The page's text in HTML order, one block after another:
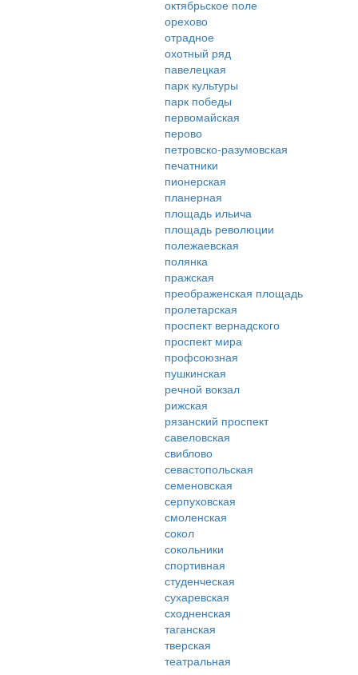
октябрьское поле
орехово
отрадное
охотный ряд
павелецкая
парк культуры
парк победы
первомайская
перово
петровско-разумовская
печатники
пионерская
планерная
площадь ильича
площадь революции
полежаевская
полянка
пражская
преображенская площадь
пролетарская
проспект вернадского
проспект мира
профсоюзная
пушкинская
речной вокзал
рижская
рязанский проспект
савеловская
свиблово
севастопольская
семеновская
серпуховская
смоленская
сокол
сокольники
спортивная
студенческая
сухаревская
сходненская
таганская
тверская
театральная